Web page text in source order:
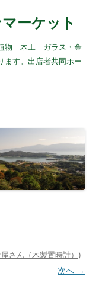
ーケット
物 木工 ガラス・金
す。出店者共同ホー
さん（木製置時計） )
次へ →